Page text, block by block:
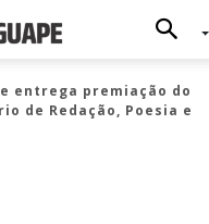
entrega premiação do
de Redação, Poesia e